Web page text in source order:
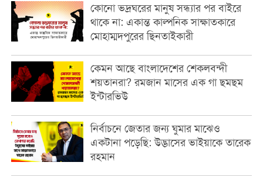
কোনো ভদ্রঘরের মানুষ সন্ধ্যার পর বাইরে
থাকে না: একান্ত কাল্পনিক সাক্ষাতকারে
মোহাম্মদপুরের ছিনতাইকারী
কেমন আছে বাংলাদেশের শেকলবন্দী
শয়তানরা? রমজান মাসের এক গা ছমছম
ইন্টারভিউ
নির্বাচনে জেতার জন্য ঘুমার মাঝেও
একটানা পড়েছি: উদ্ভাসের ভাইয়াকে তারেক
রহমান